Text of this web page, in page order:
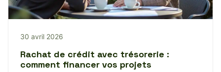
30 avril 2026
Rachat de crédit avec trésorerie :
comment financer vos projets